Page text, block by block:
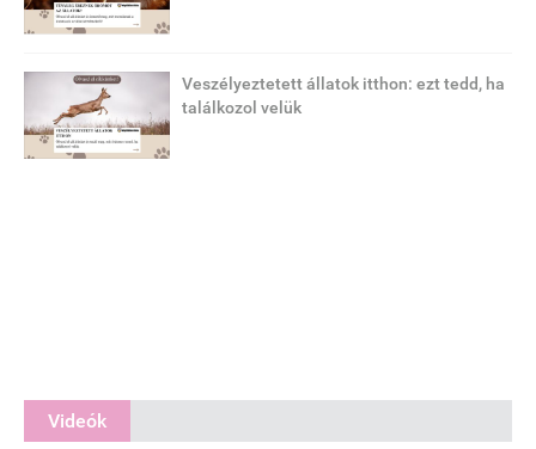
Veszélyeztetett állatok itthon: ezt tedd, ha
találkozol velük
Videók